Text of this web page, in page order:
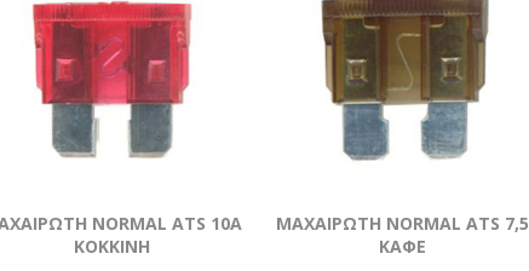
NORMAL ATS 10A
KOKKΙΝΗ
ΜΑΧΑΙΡΩΤΗ NORMAL ATS 7,5
KAΦΕ